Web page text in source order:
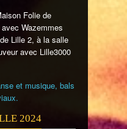
Folie de
Wazemmes
Lille 2, à la salle
avec Lille3000
et musique, bals
2024